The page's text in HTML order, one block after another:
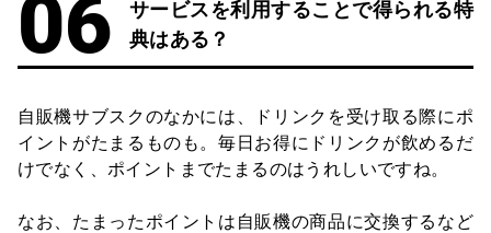
サービスを利用することで得られる特
典はある？
自販機サブスクのなかには、ドリンクを受け取る際にポ
イントがたまるものも。毎日お得にドリンクが飲めるだ
けでなく、ポイントまでたまるのはうれしいですね。
なお、たまったポイントは自販機の商品に交換するなど